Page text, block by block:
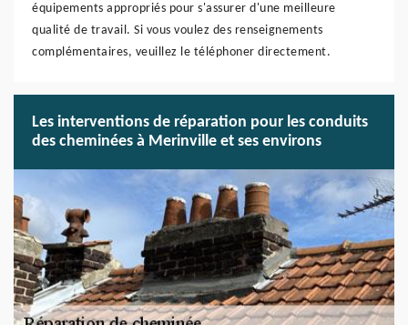
équipements appropriés pour s'assurer d'une meilleure
qualité de travail. Si vous voulez des renseignements
complémentaires, veuillez le téléphoner directement.
Les interventions de réparation pour les conduits
des cheminées à Merinville et ses environs